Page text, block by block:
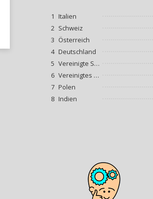
1 Italien
2 Schweiz
3 Österreich
4 Deutschland
5
Vereinigte Staaten
6
Vereinigtes Königreich
7 Polen
8 Indien